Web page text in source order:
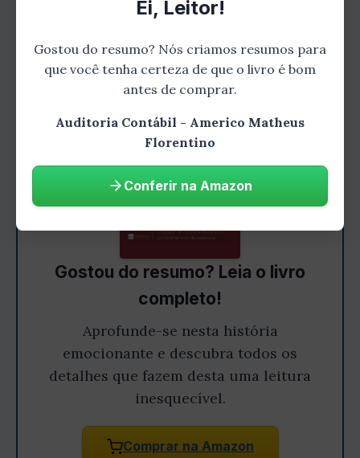
Gostou do resumo? Leia o livro
completo!
Aprofunde-se nesta história
emocionante e descubra todos os
detalhes que fazem desta uma leitura
inesquecível.
Comprar na Amazon
Ei, Leitor!
Gostou do resumo? Nós criamos resumos para
que você tenha certeza de que o livro é bom
antes de comprar.
Auditoria Contábil - Americo Matheus
Florentino
Conferir na Amazon